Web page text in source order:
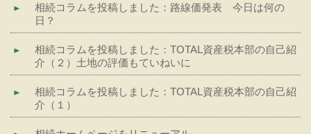
相続コラムを投稿しました：路線価発表 今日は何の
日？
相続コラムを投稿しました：TOTAL資産税本部の自己紹
介（２）土地の評価もていねいに
相続コラムを投稿しました：TOTAL資産税本部の自己紹
介（１）